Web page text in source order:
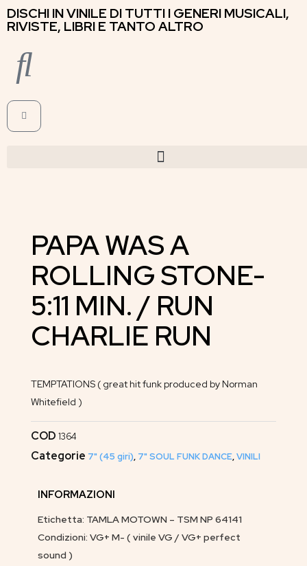
DISCHI IN VINILE DI TUTTI I GENERI MUSICALI,
RIVISTE, LIBRI E TANTO ALTRO
PAPA WAS A
ROLLING STONE-
5:11 MIN. / RUN
CHARLIE RUN
TEMPTATIONS ( great hit funk produced by Norman
Whitefield )
COD 1364
Categorie 7" (45 giri), 7" SOUL FUNK DANCE,VINILI
INFORMAZIONI
Etichetta: TAMLA MOTOWN – TSM NP 64141
Condizioni: VG+ M- ( vinile VG / VG+ perfect
sound )